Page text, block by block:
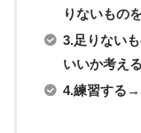
りないもの
3.足りない
いいか考える
4.練習する